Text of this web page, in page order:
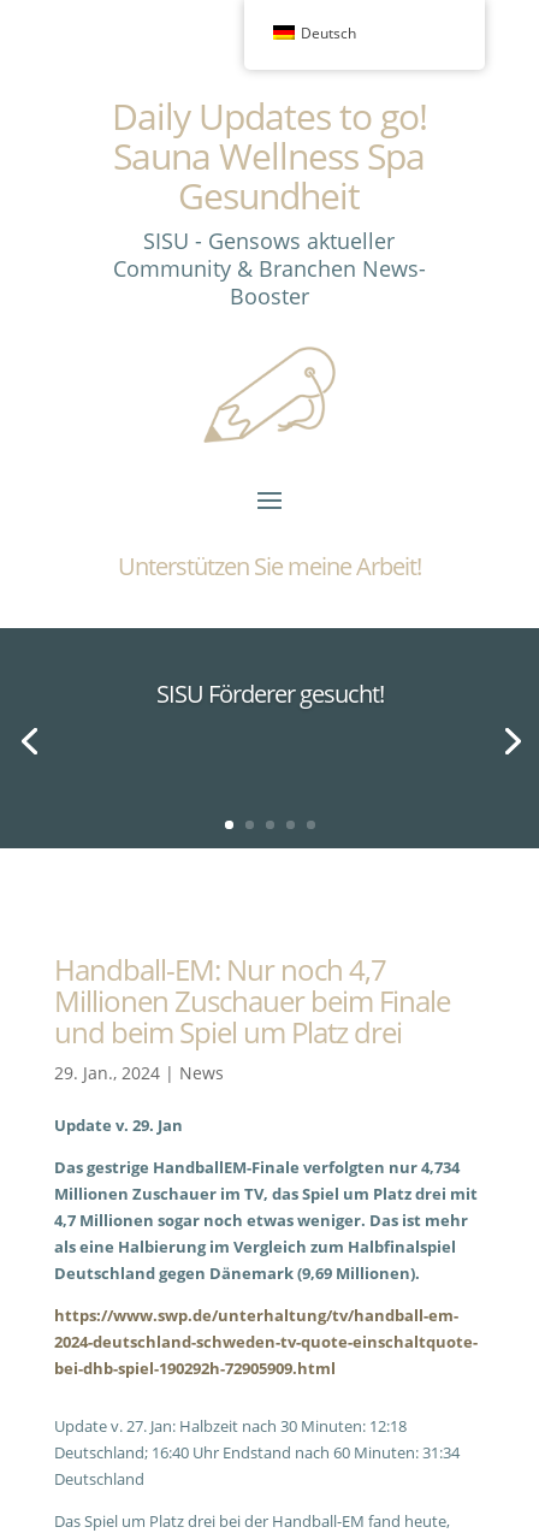
Daily Updates to go!
Sauna Wellness Spa
Gesundheit
SISU - Gensows aktueller
Community & Branchen News-
Booster
Unterstützen Sie meine Arbeit!
SISU Förderer gesucht!
Handball-EM: Nur noch 4,7
Millionen Zuschauer beim Finale
und beim Spiel um Platz drei
29. Jan., 2024| News
Update v. 29. Jan
Das gestrige HandballEM-Finale verfolgten nur 4,734
Millionen Zuschauer im TV, das Spiel um Platz drei mit
4,7 Millionen sogar noch etwas weniger. Das ist mehr
als eine Halbierung im Vergleich zum Halbfinalspiel
Deutschland gegen Dänemark (9,69 Millionen).
https://www.swp.de/unterhaltung/tv/handball-em-
2024-deutschland-schweden-tv-quote-einschaltquote-
bei-dhb-spiel-190292h-72905909.html
Update v. 27. Jan: Halbzeit nach 30 Minuten: 12:18
Deutschland; 16:40 Uhr Endstand nach 60 Minuten: 31:34
Deutschland
Das Spiel um Platz drei bei der Handball-EM fand heute,
Deutsch